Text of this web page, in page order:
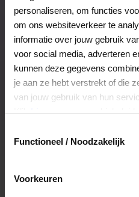
personaliseren, om functies
om ons websiteverkeer te
informatie over jouw gebruik
voor social media, adverteren
kunnen deze gegevens
je aan ze hebt verstrekt of die
van jouw gebruik van hun
Klikhiervoor ons cookiebeleid.
Functioneel / Noodzakelijk
Voorkeuren
duidelijke focus op een
lichtere impact op de
Veelgestelde
Hoelang blijft mijn
Het volledige saldo op
is minimaal drie jaar
Ja, je mag het saldo